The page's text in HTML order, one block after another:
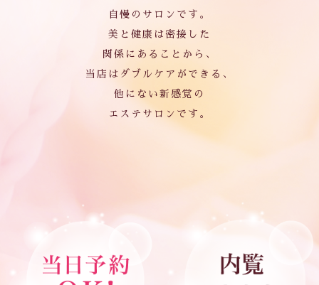
自慢のサロンです。
美と健康は密接した
関係にあることから、
当店はダブルケアができる、
他にない新感覚の
エステサロンです。